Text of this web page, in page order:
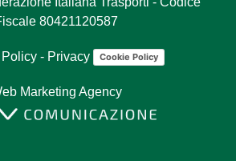
80421120587
Policy - Privacy Cookie Policy
Marketing Agency